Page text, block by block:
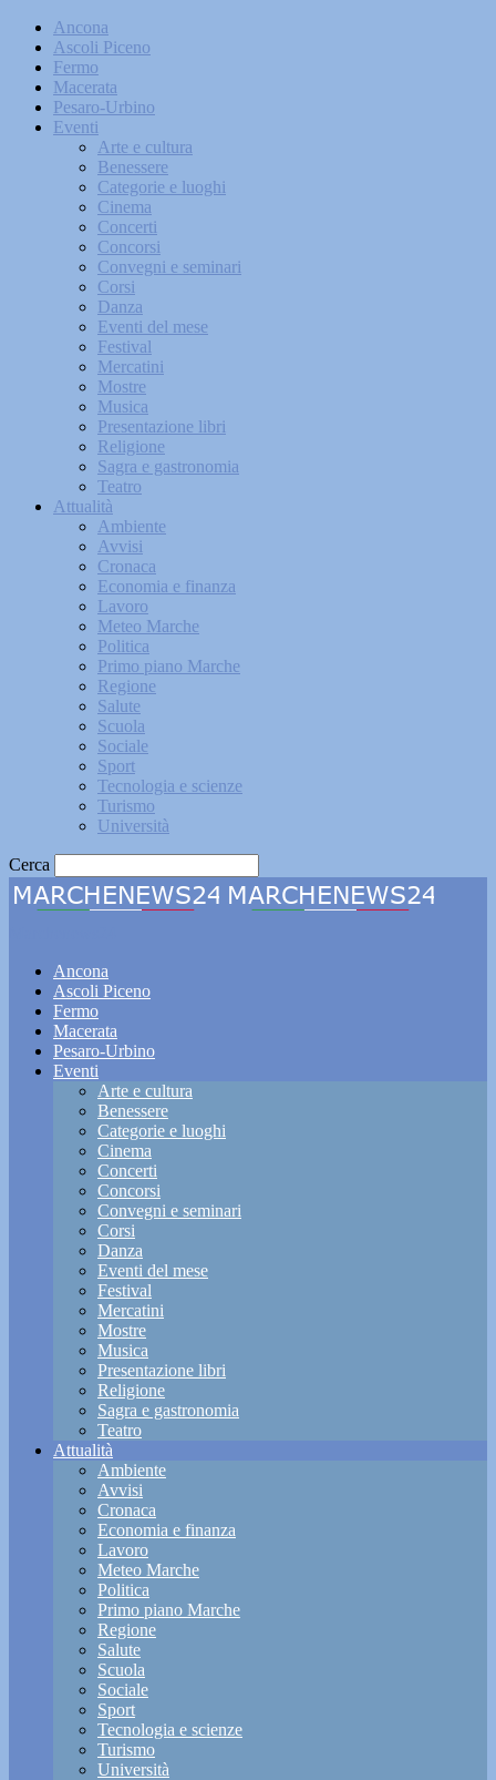
Ancona
Ascoli Piceno
Fermo
Macerata
Pesaro-Urbino
Eventi
Arte e cultura
Benessere
Categorie e luoghi
Cinema
Concerti
Concorsi
Convegni e seminari
Corsi
Danza
Eventi del mese
Festival
Mercatini
Mostre
Musica
Presentazione libri
Religione
Sagra e gastronomia
Teatro
Attualità
Ambiente
Avvisi
Cronaca
Economia e finanza
Lavoro
Meteo Marche
Politica
Primo piano Marche
Regione
Salute
Scuola
Sociale
Sport
Tecnologia e scienze
Turismo
Università
Cerca
Ancona
Ascoli Piceno
Fermo
Macerata
Pesaro-Urbino
Eventi
Arte e cultura
Benessere
Categorie e luoghi
Cinema
Concerti
Concorsi
Convegni e seminari
Corsi
Danza
Eventi del mese
Festival
Mercatini
Mostre
Musica
Presentazione libri
Religione
Sagra e gastronomia
Teatro
Attualità
Ambiente
Avvisi
Cronaca
Economia e finanza
Lavoro
Meteo Marche
Politica
Primo piano Marche
Regione
Salute
Scuola
Sociale
Sport
Tecnologia e scienze
Turismo
Università